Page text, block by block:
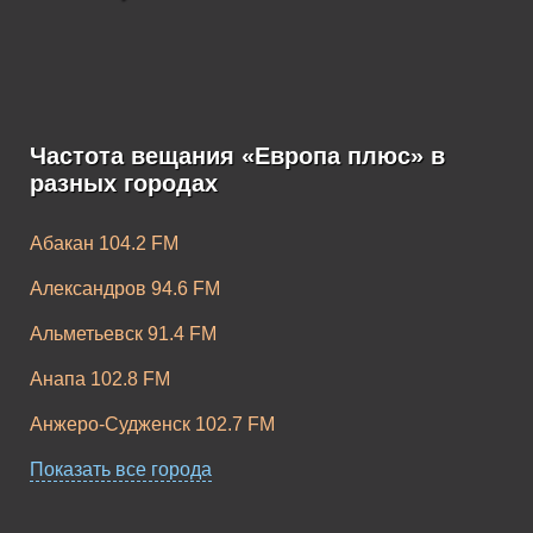
Европа Плюс K-
Pop
Частота вещания «Европа плюс» в
разных городах
Абакан 104.2 FM
Александров 94.6 FM
Альметьевск 91.4 FM
Анапа 102.8 FM
Анжеро-Судженск 102.7 FM
Апатиты 104.2 FM
Показать все города